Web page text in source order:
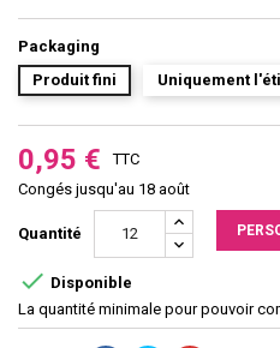
Packaging
Produit fini
Uniquement
0,95 €
TTC
Congés jusqu'au 18 août
Quantité
 Disponible
La quantité minimale pour pouvoir